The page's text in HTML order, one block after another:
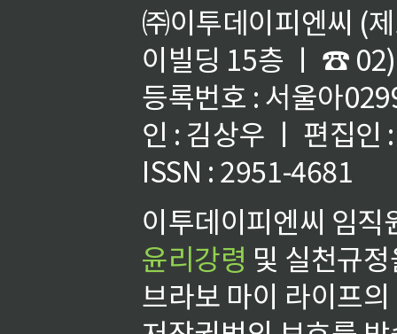
㈜이투데이피엔씨 (
이빌딩 15층 ㅣ ☎
등록번호 : 서울아
인 : 김상우 ㅣ 편집인
ISSN : 2951-4681
이투데이피엔씨 임
윤리강령 및 실천규
브라보 마이 라이프